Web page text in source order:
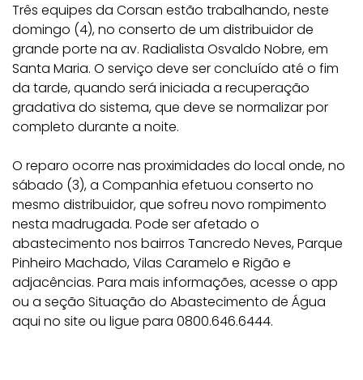
Três equipes da Corsan estão trabalhando, neste
domingo (4), no conserto de um distribuidor de
grande porte na av. Radialista Osvaldo Nobre, em
Santa Maria. O serviço deve ser concluído até o fim
da tarde, quando será iniciada a recuperação
gradativa do sistema, que deve se normalizar por
completo durante a noite.
O reparo ocorre nas proximidades do local onde, no
sábado (3), a Companhia efetuou conserto no
mesmo distribuidor, que sofreu novo rompimento
nesta madrugada. Pode ser afetado o
abastecimento nos bairros Tancredo Neves, Parque
Pinheiro Machado, Vilas Caramelo e Rigão e
adjacências. Para mais informações, acesse o app
ou a seção Situação do Abastecimento de Água
aqui no site ou ligue para 0800.646.6444.